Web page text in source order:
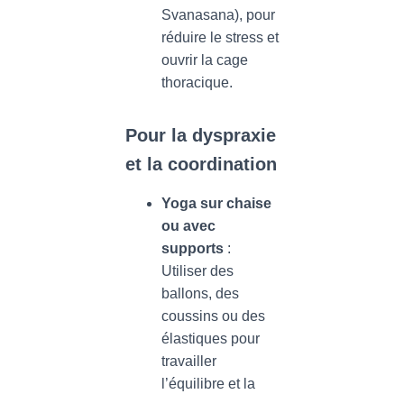
Svanasana), pour
réduire le stress et
ouvrir la cage
thoracique.
Pour la dyspraxie
et la coordination
Yoga sur chaise
ou avec
supports :
Utiliser des
ballons, des
coussins ou des
élastiques pour
travailler
l’équilibre et la